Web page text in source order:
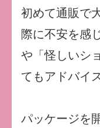
初めて通販で
際に不安を感
や「怪しいシ
てもアドバイ
パッケージを